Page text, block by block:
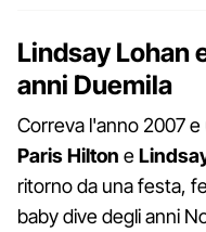
Lindsay Lohan
anni Duemila
Correva l'anno 2007
Paris Hilton e
ritorno da una festa,
baby dive degli anni